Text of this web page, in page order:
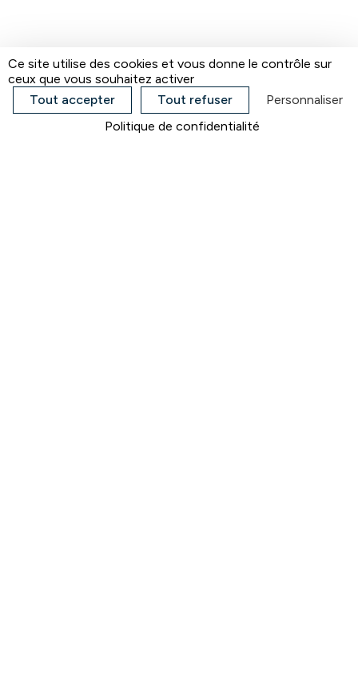
Ce site utilise des cookies et vous donne le contrôle sur
ceux que vous souhaitez activer
Tout accepter
Tout refuser
Personnaliser
Politique de confidentialité